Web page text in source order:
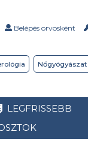
Belépés orvosként
Nőgyógyászat
LEGFRISSEBB